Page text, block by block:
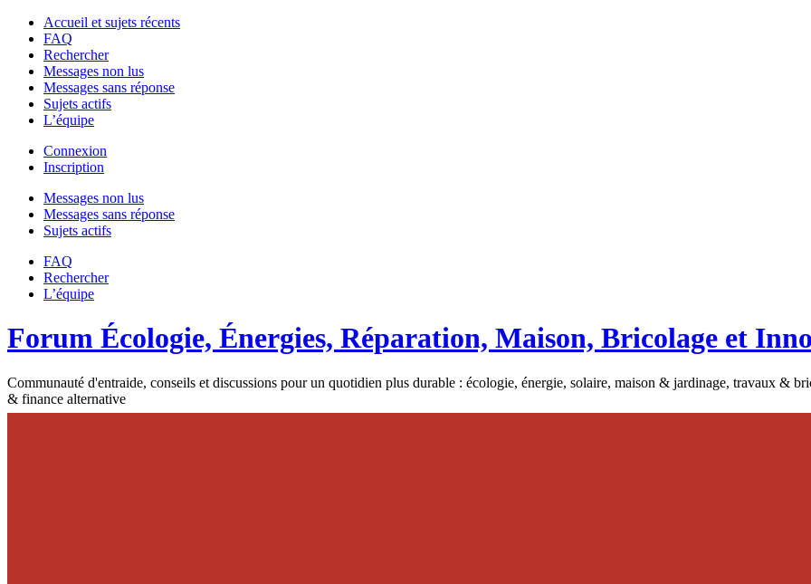
Accueil et sujets récents
FAQ
Rechercher
Messages non lus
Messages sans réponse
Sujets actifs
L’équipe
Connexion
Inscription
Messages non lus
Messages sans réponse
Sujets actifs
FAQ
Rechercher
L’équipe
Forum Écologie, Énergies, Réparation, Maison, Bricolage et
Communauté d'entraide, conseils et discussions pour un quotidien plus durable : écologie, énergie, solaire, maison & jardinage, travaux &
& finance alternative